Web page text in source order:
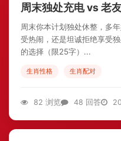
周末独处充电 vs 老
周末你本计划独处休整，多
受热闹，还是坦诚拒绝享受
的选择（限25字）...
生肖性格 生肖配对
82 浏览 48 回答